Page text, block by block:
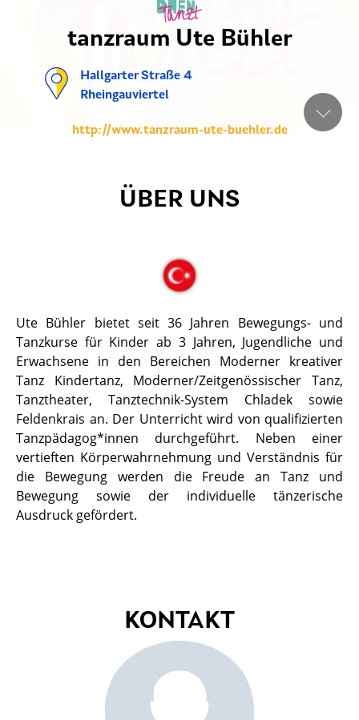
tanzraum Ute Bühler
Hallgarter Straße 4
Rheingauviertel
http://www.tanzraum-ute-buehler.de
ÜBER UNS
Ute Bühler bietet seit 36 Jahren Bewegungs- und
Tanzkurse für Kinder ab 3 Jahren, Jugendliche und
Erwachsene in den Bereichen Moderner kreativer
Tanz Kindertanz, Moderner/Zeitgenössischer Tanz,
Tanztheater, Tanztechnik-System Chladek sowie
Feldenkrais an. Der Unterricht wird von qualifizierten
Tanzpädagog*innen durchgeführt. Neben einer
vertieften Körperwahrnehmung und Verständnis für
die Bewegung werden die Freude an Tanz und
Bewegung sowie der individuelle tänzerische
Ausdruck gefördert.
KONTAKT